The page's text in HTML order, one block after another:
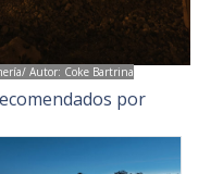
por